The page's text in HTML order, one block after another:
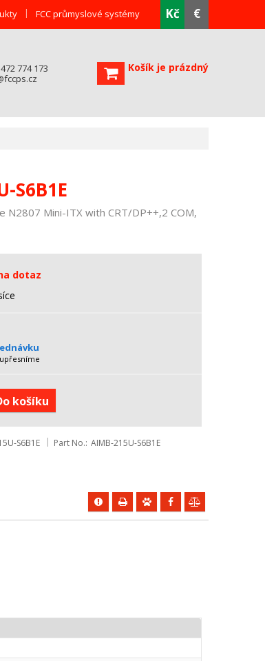
Kč €
FCC průmyslové systémy
Košík je prázdný
774 173
S6B1E
Mini-ITX with CRT/DP++,2 COM,
dotaz
Do košíku
S6B1E Part No. AIMB-215U-S6B1E